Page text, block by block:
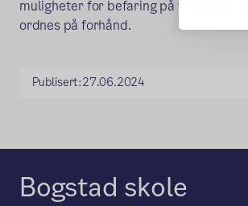
muligheter for befaring på forhånd for
ordnes på forhånd.
Publisert:27.06.2024
Bogstad skole